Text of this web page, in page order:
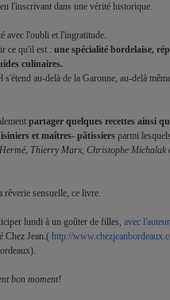
l'inscrivant dans une vérité historique.
avec l'oubli et l'ingratitude.
ce qu'il est : une spécialité bordelaise,
culinaires.
s'étend au-delà de la Garonne, au-delà
partager quelques recettes ainsi
et maîtres- pâtissiers
Thierry Marx, Christophe Michalak
sensuelle, ce livre.
lundi à un goûter de filles, avec
Chez Jean.( http://
bon moment!